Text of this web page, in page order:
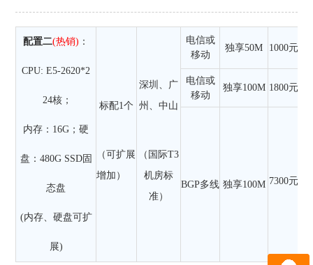
配置二(热销) ：
CPU: E5-2620*2
24核；
内存：16G；硬
盘：480G SSD固
态盘
(内存、硬盘可扩
展)
标配1个
（可扩展
增加）
深圳、广
州、中山
（国际T3
机房标
准）
电信或
移动
独享50M 1000元/月
电信或
移动
独享100M 1800元/月
BGP多线 独享100M 7300元/月